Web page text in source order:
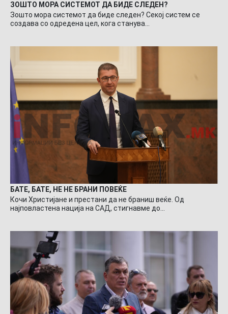
ЗОШТО МОРА СИСТЕМОТ ДА БИДЕ СЛЕДЕН?
Зошто мора системот да биде следен? Секој систем се
создава со одредена цел, кога станува…
БАТЕ, БАТЕ, НЕ НЕ БРАНИ ПОВЕЌЕ
Кочи Христијане и престани да не браниш веќе. Од
најповластена нација на САД, стигнавме до…